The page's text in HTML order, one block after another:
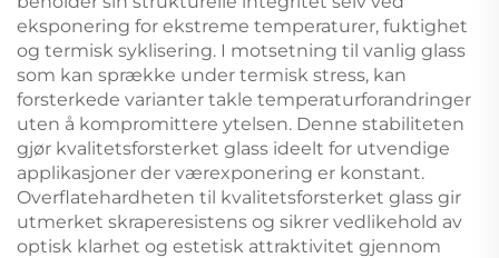
eksponering for ekstreme temperaturer, fuktighet
og termisk syklisering. I motsetning til vanlig glass
som kan sprække under termisk stress, kan
forsterkede varianter takle temperaturforandringer
uten å kompromittere ytelsen. Denne stabiliteten
gjør kvalitetsforsterket glass ideelt for utvendige
applikasjoner der værexponering er konstant.
Overflatehardheten til kvalitetsforsterket glass gir
utmerket skraperesistens og sikrer vedlikehold av
optisk klarhet og estetisk attraktivitet gjennom